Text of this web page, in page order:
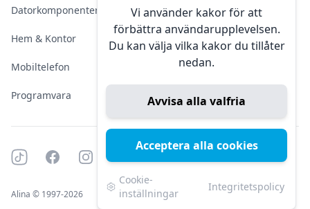
Vi använder kakor för att
förbättra användarupplevelsen.
Du kan välja vilka kakor du tillåter
nedan.
Avvisa alla valfria
Acceptera alla cookies
Cookie-
inställningar
Integritetspolicy
Datorkomponenter
Hem & Kontor
Mobiltelefon
Programvara
Kameraövervakning
Konferens & Public Display
Sälja elektronik
Tiktok FacebookInstagram
Alina © 1997-2026